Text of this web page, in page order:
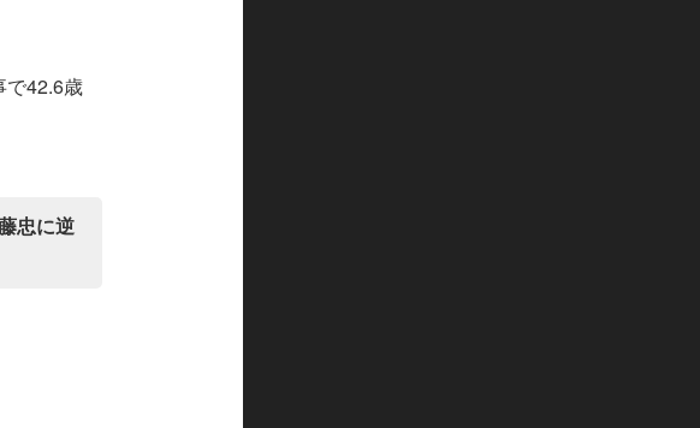
で42.6歳
忠に逆